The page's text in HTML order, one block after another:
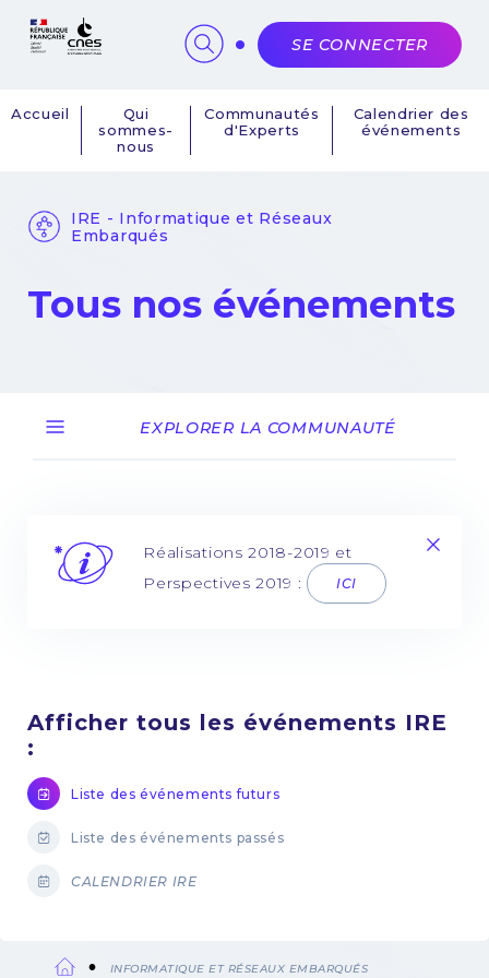
Navigation
Accueil
Qui
sommes-
nous
Communautés
d'Experts
Calendrier des
événements
SE CONNECTER
IRE - Informatique et Réseaux
Embarqués
Tous nos événements
EXPLORER LA COMMUNAUTÉ
Réalisations 2018-2019 et
Perspectives 2019 :
ICI
Afficher tous les événements IRE
:
Liste des événements futurs
Liste des événements passés
CALENDRIER IRE
INFORMATIQUE ET RÉSEAUX EMBARQUÉS